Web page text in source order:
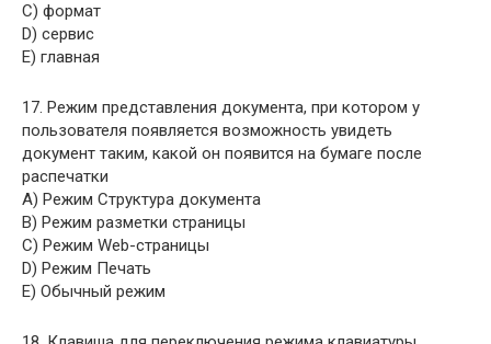
C) формат
D) сервис
E) главная
17. Режим представления документа, при котором у
пользователя появляется возможность увидеть
документ таким, какой он появится на бумаге после
распечатки
A) Режим Структура документа
B) Режим разметки страницы
C) Режим Web-страницы
D) Режим Печать
E) Обычный режим